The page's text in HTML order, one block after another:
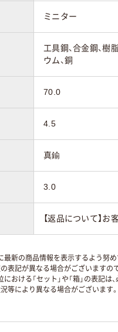
ミニター
工具鋼、合金鋼、樹
ウム、銅
70.0
4.5
真鍮
3.0
【返品について】
新の商品情報を表示するよう努め
表記が異なる場合がございますの
における「セット」や「箱」の表記
等により異なる場合がございます